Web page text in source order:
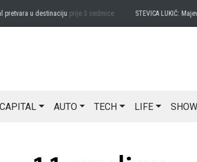
u destinacijuprije 3 sedmice STEVICA LUKIĆ:
CAPITAL AUTO TECH LIFE